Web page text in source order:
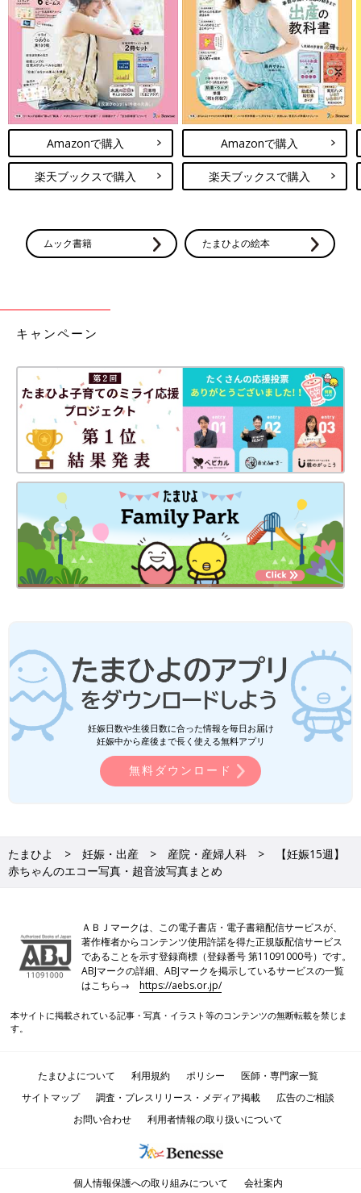
Amazonで購入
楽天ブックスで購入
Amazonで購入
楽天ブックスで購入
ムック書籍 たまひよの絵本
キャンペーン
妊娠日数や生後日数に合った情報を毎日お届け
妊娠中から産後まで長く使える無料アプリ
無料ダウンロード
たまひよ 妊娠・出産 産院・産婦人科
【妊娠15週】
赤ちゃんのエコー写真・超音波写真まとめ
ＡＢＪマークは、この電子書店・電子書籍配信サービスが、
著作権者からコンテンツ使用許諾を得た正規版配信サービス
であることを示す登録商標（登録番号 第11091000号）です。
ABJマークの詳細、ABJマークを掲示しているサービスの一覧
はこちら→https://aebs.or.jp/
本サイトに掲載されている記事・写真・イラスト等のコンテンツの無断転載を禁じま
す。
たまひよについて 利用規約 ポリシー
医師・専門家一覧
サイトマップ
調査・プレスリリース・メディア掲載
広告のご相談
お問い合わせ
利用者情報の取り扱いについて
個人情報保護への取り組みについて 会社案内